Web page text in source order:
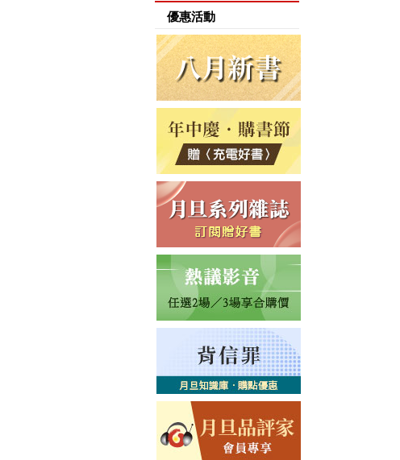
優惠活動